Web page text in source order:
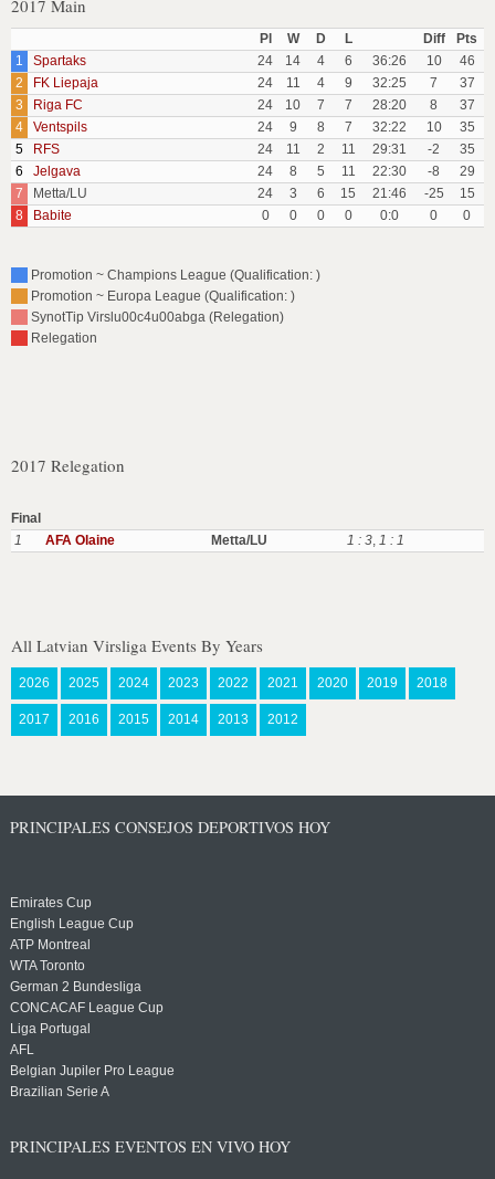
2017 Main
Pl W D L Diff
Pts
1
Spartaks 24 14 4 6 36:26 10
46
2
FK Liepaja 24 11 4 9 32:25 7
37
3
Riga FC 24 10 7 7 28:20 8
37
4
Ventspils 24 9 8 7 32:22 10
35
5
RFS 24 11 2 11 29:31 -2
35
6
Jelgava 24 8 5 11 22:30 -8
29
7
Metta/LU 24 3 6 15 21:46 -25
15
8
Babite 0 0 0 0 0:0 0 0
Promotion ~ Champions League (Qualification: )
Promotion ~ Europa League (Qualification: )
SynotTip Virslu00c4u00abga (Relegation)
Relegation
2017 Relegation
Final
1
AFA Olaine Metta/LU 1 : 3, 1 : 1
All Latvian Virsliga Events By Years
2026 2025 2024 2023 2022 2021 2020 2019 2018
2017 2016 2015 2014 2013 2012
PRINCIPALES CONSEJOS DEPORTIVOS HOY
Emirates Cup
English League Cup
ATP Montreal
WTA Toronto
German 2 Bundesliga
CONCACAF League Cup
Liga Portugal
AFL
Belgian Jupiler Pro League
Brazilian Serie A
PRINCIPALES EVENTOS EN VIVO HOY